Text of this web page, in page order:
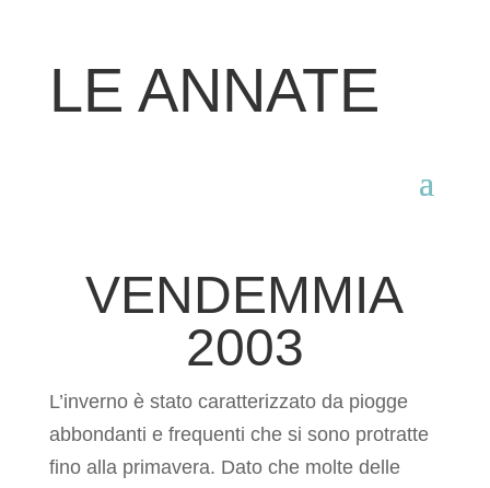
LE ANNATE
VENDEMMIA
2003
L’inverno è stato caratterizzato da piogge
abbondanti e frequenti che si sono protratte
fino alla primavera. Dato che molte delle